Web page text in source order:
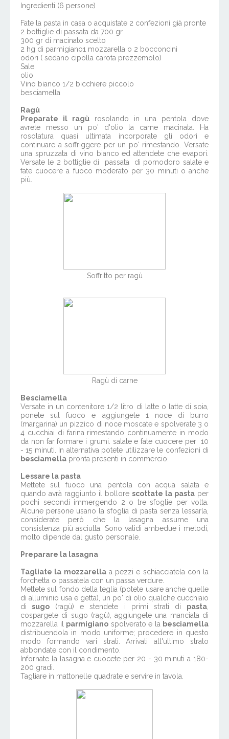
Ingredienti (6 persone)
Fate la pasta in casa o acquistate 2 confezioni già pronte
2 bottiglie di passata da 700 gr
300 gr di macinato scelto
2 hg di parmigiano1 mozzarella o 2 bocconcini
odori ( sedano cipolla carota prezzemolo)
Sale
olio
Vino bianco 1/2 bicchiere piccolo
besciamella
Ragù
Preparate il ragù rosolando in una pentola dove
avrete messo un po' d'olio la carne macinata. Ha
rosolatura quasi ultimata incorporate gli odori e
continuare a soffriggere per un po' rimestando. Versate
una spruzzata di vino bianco ed attendete che evapori.
Versate le 2 bottiglie di passata di pomodoro salate e
fate cuocere a fuoco moderato per 30 minuti o anche
più.
Soffritto per ragù
Ragù di carne
Besciamella
Versate in un contenitore 1/2 litro di latte o latte di soia,
ponete sul fuoco e aggiungete 1 noce di burro
(margarina) un pizzico di noce moscate e spolverate 3 o
4 cucchiai di farina rimestando continuamente in modo
da non far formare i grumi. salate e fate cuocere per 10
- 15 minuti. In alternativa potete utilizzare le confezioni di
besciamella pronta presenti in commercio.
Lessare la pasta
Mettete sul fuoco una pentola con acqua salata e
quando avrà raggiunto il bollore scottate la pasta per
pochi secondi immergendo 2 o tre sfoglie per volta.
Alcune persone usano la sfoglia di pasta senza lessarla,
considerate però che la lasagna assume una
consistenza più asciutta. Sono validi ambedue i metodi,
molto dipende dal gusto personale.
Preparare la lasagna
Tagliate la mozzarellaa pezzi e schiacciatela con la
forchetta o passatela con un passa verdure.
Mettete sul fondo della teglia (potete usare anche quelle
di alluminio usa e getta), un po' di olio qualche cucchiaio
di sugo (ragù) e stendete i primi strati di pasta,
cospargete di sugo (ragù), aggiungete una manciata di
mozzarella il parmigiano spolverato e la besciamella
distribuendola in modo uniforme; procedere in questo
modo formando vari strati. Arrivati all'ultimo strato
abbondate con il condimento.
Infornate la lasagna e cuocete per 20 - 30 minuti a 180-
200 gradi.
Tagliare in mattonelle quadrate e servire in tavola.